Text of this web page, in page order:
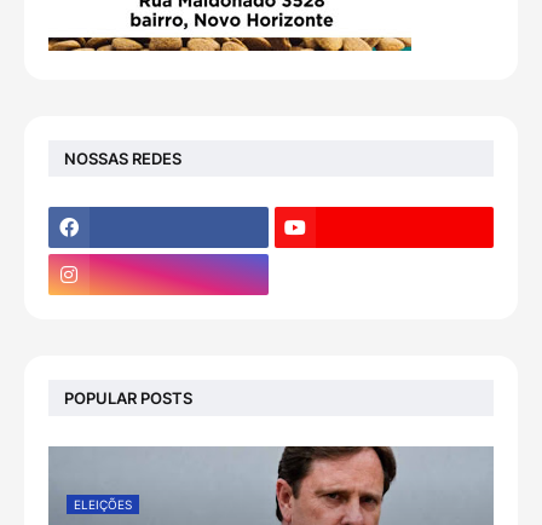
NOSSAS REDES
POPULAR POSTS
ELEIÇÕES